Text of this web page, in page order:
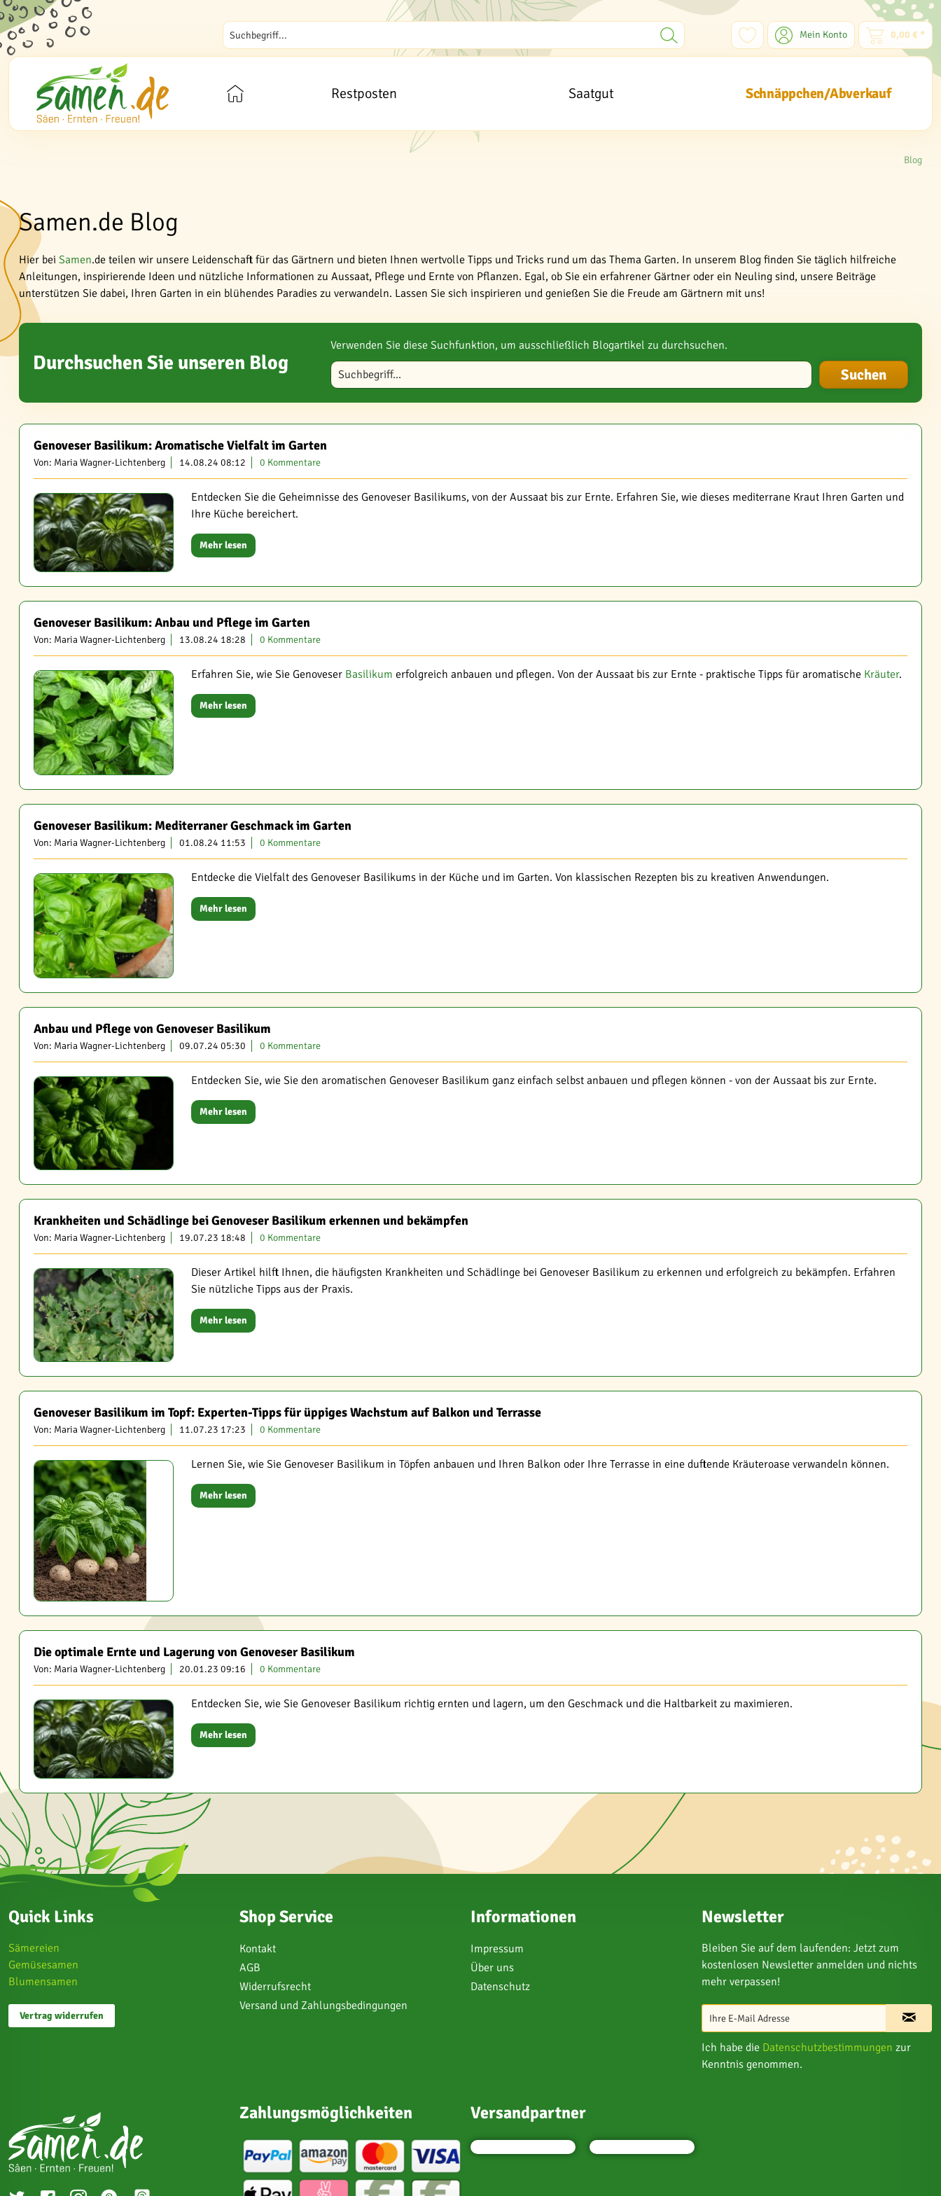
Mein Konto 0,00 € *
Restposten Saatgut Schnäppchen/Abverkauf
Blog
Samen.de Blog
Hier bei Samen.de teilen wir unsere Leidenschaft für das Gärtnern und bieten Ihnen wertvolle Tipps und Tricks rund um das Thema Garten. In unserem Blog finden Sie täglich hilfreiche
Anleitungen, inspirierende Ideen und nützliche Informationen zu Aussaat, Pflege und Ernte von Pflanzen. Egal, ob Sie ein erfahrener Gärtner oder ein Neuling sind, unsere Beiträge
unterstützen Sie dabei, Ihren Garten in ein blühendes Paradies zu verwandeln. Lassen Sie sich inspirieren und genießen Sie die Freude am Gärtnern mit uns!
Durchsuchen Sie unseren Blog
Verwenden Sie diese Suchfunktion, um ausschließlich Blogartikel zu durchsuchen.
Blog durchsuchen
Genoveser Basilikum: Aromatische Vielfalt im Garten
Von: Maria Wagner-Lichtenberg 14.08.24 08:12 0 Kommentare
Entdecken Sie die Geheimnisse des Genoveser Basilikums, von der Aussaat bis zur Ernte. Erfahren Sie, wie dieses mediterrane Kraut Ihren Garten und
Ihre Küche bereichert.
Mehr lesen
Genoveser Basilikum: Anbau und Pflege im Garten
Von: Maria Wagner-Lichtenberg 13.08.24 18:28 0 Kommentare
Erfahren Sie, wie Sie Genoveser Basilikum erfolgreich anbauen und pflegen. Von der Aussaat bis zur Ernte - praktische Tipps für aromatische Kräuter.
Mehr lesen
Genoveser Basilikum: Mediterraner Geschmack im Garten
Von: Maria Wagner-Lichtenberg 01.08.24 11:53 0 Kommentare
Entdecke die Vielfalt des Genoveser Basilikums in der Küche und im Garten. Von klassischen Rezepten bis zu kreativen Anwendungen.
Mehr lesen
Anbau und Pflege von Genoveser Basilikum
Von: Maria Wagner-Lichtenberg 09.07.24 05:30 0 Kommentare
Entdecken Sie, wie Sie den aromatischen Genoveser Basilikum ganz einfach selbst anbauen und pflegen können - von der Aussaat bis zur Ernte.
Mehr lesen
Krankheiten und Schädlinge bei Genoveser Basilikum erkennen und bekämpfen
Von: Maria Wagner-Lichtenberg 19.07.23 18:48 0 Kommentare
Dieser Artikel hilft Ihnen, die häufigsten Krankheiten und Schädlinge bei Genoveser Basilikum zu erkennen und erfolgreich zu bekämpfen. Erfahren
Sie nützliche Tipps aus der Praxis.
Mehr lesen
Genoveser Basilikum im Topf: Experten-Tipps für üppiges Wachstum auf Balkon und Terrasse
Von: Maria Wagner-Lichtenberg 11.07.23 17:23 0 Kommentare
Lernen Sie, wie Sie Genoveser Basilikum in Töpfen anbauen und Ihren Balkon oder Ihre Terrasse in eine duftende Kräuteroase verwandeln können.
Mehr lesen
Die optimale Ernte und Lagerung von Genoveser Basilikum
Von: Maria Wagner-Lichtenberg 20.01.23 09:16 0 Kommentare
Entdecken Sie, wie Sie Genoveser Basilikum richtig ernten und lagern, um den Geschmack und die Haltbarkeit zu maximieren.
Mehr lesen
Quick Links
Sämereien
Gemüsesamen
Blumensamen
Vertrag widerrufen
Shop Service
Kontakt
AGB
Widerrufsrecht
Versand und Zahlungsbedingungen
Informationen
Impressum
Über uns
Datenschutz
Newsletter
Bleiben Sie auf dem laufenden: Jetzt zum
kostenlosen Newsletter anmelden und nichts
mehr verpassen!
Ich habe die Datenschutzbestimmungen zur
Kenntnis genommen.
Zahlungsmöglichkeiten Versandpartner